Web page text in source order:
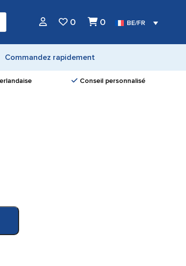
0 0 BE/FR
Commandez rapidement
Conseil personnalisé